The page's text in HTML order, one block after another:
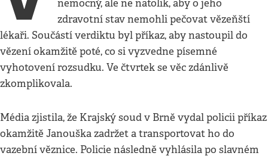
nemocný, ale ne natolik, aby o jeho
zdravotní stav nemohli pečovat vězeňští
lékaři. Součástí verdiktu byl příkaz, aby nastoupil do
vězení okamžitě poté, co si vyzvedne písemné
vyhotovení rozsudku. Ve čtvrtek se věc zdánlivě
zkomplikovala.
Média zjistila, že Krajský soud v Brně vydal policii příkaz
okamžitě Janouška zadržet a transportovat ho do
vazební věznice. Policie následně vyhlásila po slavném